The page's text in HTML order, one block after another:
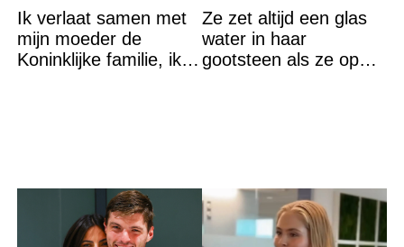
Ik verlaat samen met
mijn moeder de
Koninklijke familie, ik
Ze zet altijd een glas
water in haar
gootsteen als ze op